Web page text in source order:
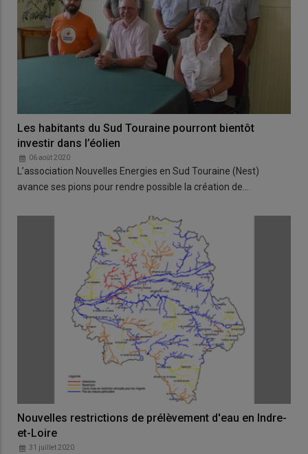
Les habitants du Sud Touraine pourront bientôt
investir dans l’éolien
06 août 2020
L’association Nouvelles Energies en Sud Touraine (Nest)
avance ses pions pour rendre possible la création de…
Nouvelles restrictions de prélèvement d'eau en Indre-
et-Loire
31 juillet 2020